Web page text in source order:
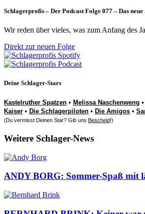
Schlagerprofis – Der Podcast Folge 077 – Das
Wir reden über vieles, was zum Anfang des
Direkt zur neuen Folge
Deine Schlager-Stars
Kastelruther Spatzen • Melissa Naschenweng •
Kaiser • Die Schlagerpiloten • Die Amigos •
(Du vermisst Deinen Star? Gib uns Bescheid!)
Weitere Schlager-News
ANDY BORG: Sommer-Spaß mit